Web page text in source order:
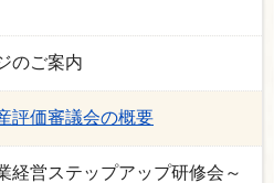
のご案内
評価審議会の概要
経営ステップアップ研修会～